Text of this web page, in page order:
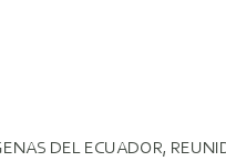
DEL ECUADOR,